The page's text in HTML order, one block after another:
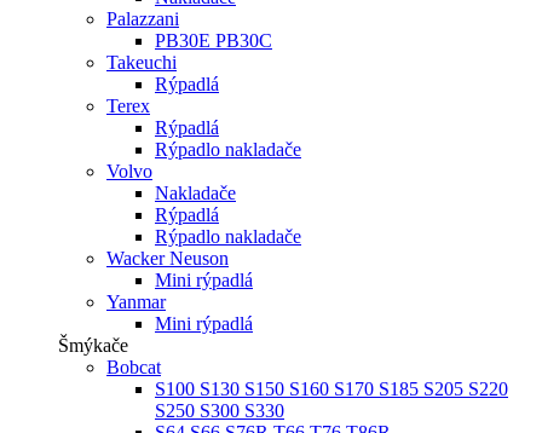
Palazzani
PB30E PB30C
Takeuchi
Rýpadlá
Terex
Rýpadlá
Rýpadlo nakladače
Volvo
Nakladače
Rýpadlá
Rýpadlo nakladače
Wacker Neuson
Mini rýpadlá
Yanmar
Mini rýpadlá
Šmýkače
Bobcat
S100 S130 S150 S160 S170 S185 S205 S220
S250 S300 S330